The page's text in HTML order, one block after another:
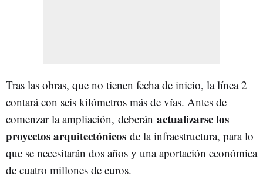
Tras las obras, que no tienen fecha de inicio, la línea 2
contará con seis kilómetros más de vías. Antes de
comenzar la ampliación, deberán actualizarse los
proyectos arquitectónicos de la infraestructura, para lo
que se necesitarán dos años y una aportación económica
de cuatro millones de euros.